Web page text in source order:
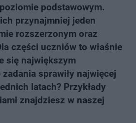
podstawowym.
przynajmniej jeden
rozszerzonym oraz
części uczniów to właśnie
się największym
sprawiły najwięcej
latach? Przykłady
znajdziesz w naszej